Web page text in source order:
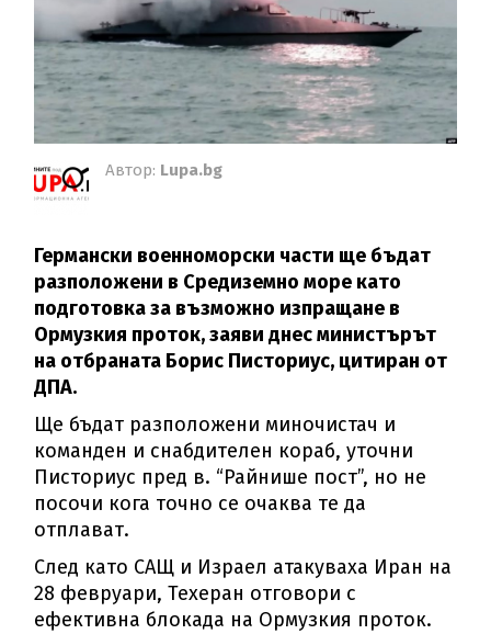
Автор: Lupa.bg
Германски военноморски части ще бъдат
разположени в Средиземно море като
подготовка за възможно изпращане в
Ормузкия проток, заяви днес министърът
на отбраната Борис Писториус, цитиран от
ДПА.
Ще бъдат разположени миночистач и
команден и снабдителен кораб, уточни
Писториус пред в. “Райнише пост”, но не
посочи кога точно се очаква те да
отплават.
След като САЩ и Израел атакуваха Иран на
28 февруари, Техеран отговори с
ефективна блокада на Ормузкия проток.